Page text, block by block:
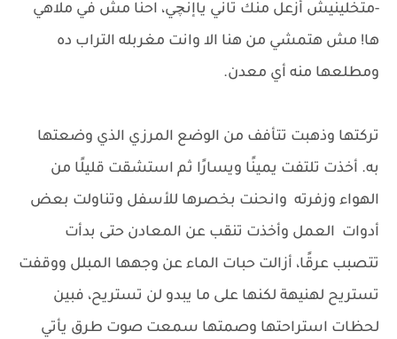
-متخلينيش أزعل منك تاني ياإنچي، احنا مش في ملاهي
ها! مش هتمشي من هنا الا وانت مغربله التراب ده
ومطلعها منه أي معدن.
تركتها وذهبت تتأفف من الوضع المرزي الذي وضعتها
به. أخذت تلتفت يمينًا ويسارًا ثم استشقت قليلًا من
الهواء وزفرته وانحنت بخصرها للأسفل وتناولت بعض
أدوات العمل وأخذت تنقب عن المعادن حتى بدأت
تتصبب عرقًا، أزالت حبات الماء عن وجهها المبلل ووقفت
تستريح لهنيهة لكنها على ما يبدو لن تستريح، فبين
لحظات استراحتها وصمتها سمعت صوت طرق يأتي